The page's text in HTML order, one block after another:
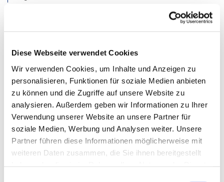
Diese Webseite verwendet Cookies
Wir verwenden Cookies, um Inhalte und Anzeigen zu
personalisieren, Funktionen für soziale Medien anbieten
zu können und die Zugriffe auf unsere Website zu
analysieren. Außerdem geben wir Informationen zu Ihrer
Verwendung unserer Website an unsere Partner für
soziale Medien, Werbung und Analysen weiter. Unsere
Partner führen diese Informationen möglicherweise mit
weiteren Daten zusammen, die Sie ihnen bereitgestellt
Mehr dazu
Bis 2050 will Deutschland treibhausneutral sein und hat
dazu ein umfangreiches Klimaschutzpaket
verabschiedet. Hier erhalten Sie einen Überblick über die
Vorhaben der Bundesregierung und Hilfestellung für Ihre
Arbeit. Besonders aktuell: die kommunale
Wärmeplanung.
Mehr dazu